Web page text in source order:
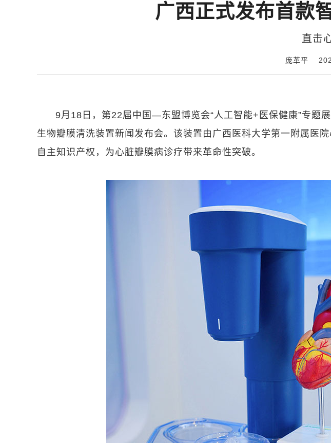
广西正式发布首款
直击
庞革平
9月18日，第22届中国—东盟博览会“人工智能+医保健康”专题
生物瓣膜清洗装置新闻发布会。该装置由广西医科大学第一附属医
自主知识产权，为心脏瓣膜病诊疗带来革命性突破。